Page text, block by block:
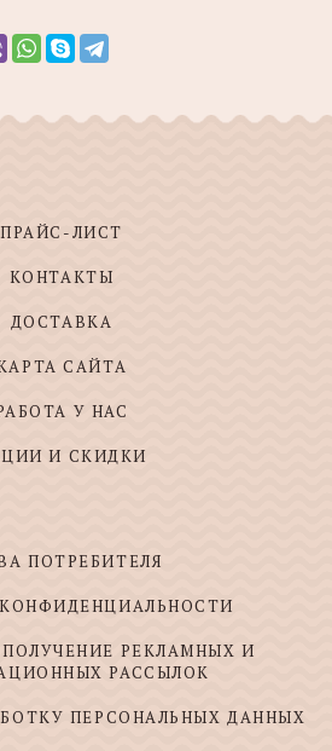
ПРАЙС-ЛИСТ
КОНТАКТЫ
ДОСТАВКА
САЙТА
У НАС
И СКИДКИ
ПОТРЕБИТЕЛЯ
РЕКЛАМНЫХ И
РАССЫЛОК
ПЕРСОНАЛЬНЫХ ДАННЫХ